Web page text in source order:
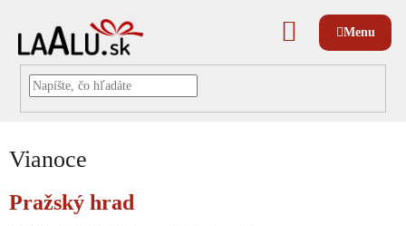
NÁKUPNÝ
KOŠÍK
Vianoce
V
Pražský hrad